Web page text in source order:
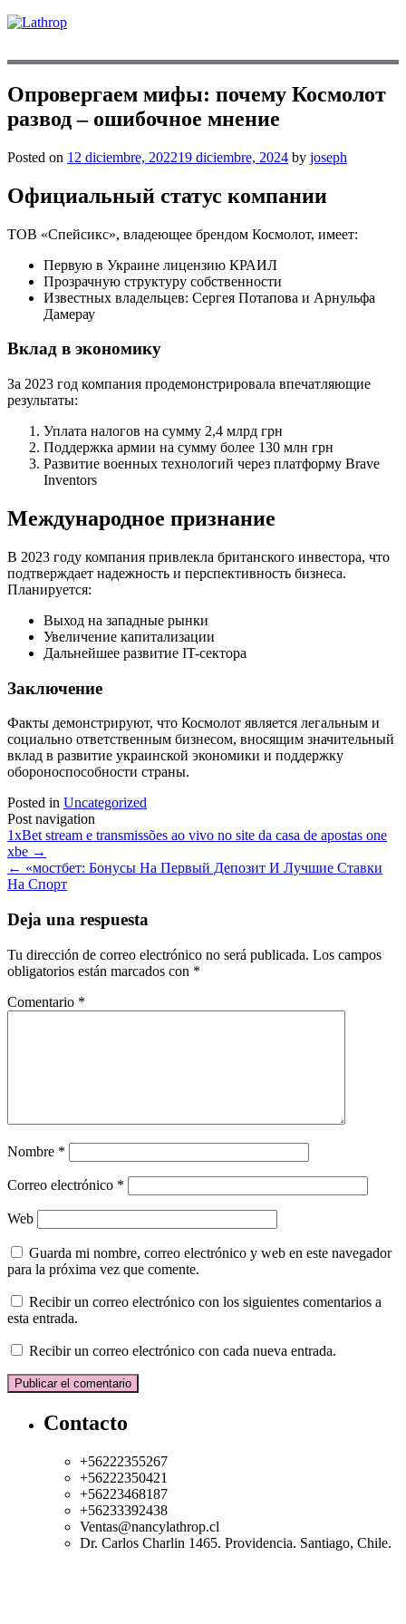
Опровергаем мифы: почему Космолот
развод – ошибочное мнение
Posted on 12 diciembre, 202219 diciembre, 2024 by joseph
Официальный статус компании
ТОВ «Спейсикс», владеющее брендом Космолот, имеет:
Первую в Украине лицензию КРАИЛ
Прозрачную структуру собственности
Известных владельцев: Сергея Потапова и Арнульфа
Дамерау
Вклад в экономику
За 2023 год компания продемонстрировала впечатляющие
результаты:
Уплата налогов на сумму 2,4 млрд грн
Поддержка армии на сумму более 130 млн грн
Развитие военных технологий через платформу Brave
Inventors
Международное признание
В 2023 году компания привлекла британского инвестора, что
подтверждает надежность и перспективность бизнеса.
Планируется:
Выход на западные рынки
Увеличение капитализации
Дальнейшее развитие IT-сектора
Заключение
Факты демонстрируют, что Космолот является легальным и
социально ответственным бизнесом, вносящим значительный
вклад в развитие украинской экономики и поддержку
обороноспособности страны.
Posted in Uncategorized
Post navigation
1xBet stream e transmissões ao vivo no site da casa de apostas one
xbe →
← «мостбет: Бонусы На Первый Депозит И Лучшие Ставки
На Спорт
Deja una respuesta
Tu dirección de correo electrónico no será publicada. Los campos
obligatorios están marcados con *
Comentario *
Nombre *
Correo electrónico *
Web
Guarda mi nombre, correo electrónico y web en este navegador
para la próxima vez que comente.
Recibir un correo electrónico con los siguientes comentarios a
esta entrada.
Recibir un correo electrónico con cada nueva entrada.
Contacto
+56222355267
+56222350421
+56223468187
+56233392438
Ventas@nancylathrop.cl
Dr. Carlos Charlin 1465. Providencia. Santiago, Chile.